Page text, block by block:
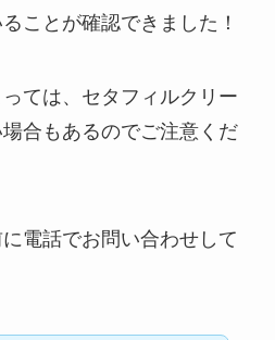
ことが確認できました！
ては、セタフィルクリー
合もあるのでご注意くだ
電話でお問い合わせして